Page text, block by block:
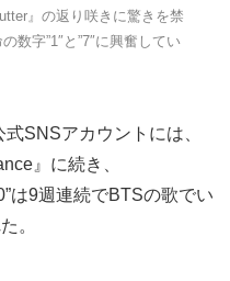
』の返り咲きに驚きを禁
数字”1″と”7″に興奮してい
式SNSアカウントには、
』に続き、
は9週連続でBTSの歌でい
。